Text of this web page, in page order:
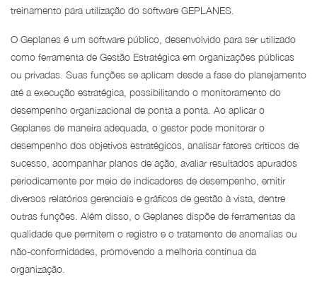
treinamento para utilização do software GEPLANES.
O Geplanes é um software público, desenvolvido para ser utilizado
como ferramenta de Gestão Estratégica em organizações públicas
ou privadas. Suas funções se aplicam desde a fase do planejamento
até a execução estratégica, possibilitando o monitoramento do
desempenho organizacional de ponta a ponta. Ao aplicar o
Geplanes de maneira adequada, o gestor pode monitorar o
desempenho dos objetivos estratégicos, analisar fatores críticos de
sucesso, acompanhar planos de ação, avaliar resultados apurados
periodicamente por meio de indicadores de desempenho, emitir
diversos relatórios gerenciais e gráficos de gestão à vista, dentre
outras funções. Além disso, o Geplanes dispõe de ferramentas da
qualidade que permitem o registro e o tratamento de anomalias ou
não-conformidades, promovendo a melhoria contínua da
organização.